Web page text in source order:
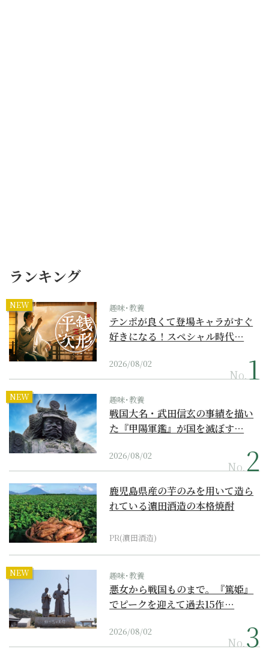
ランキング
NEW 趣味･教養
テンポが良くて登場キャラがすぐ
好きになる！スペシャル時代…
2026/08/02
No.
NEW 趣味･教養
戦国大名・武田信玄の事績を描い
た『甲陽軍鑑』が国を滅ぼす…
2026/08/02
No.
鹿児島県産の芋のみを用いて造ら
れている濵田酒造の本格焼酎
PR(濵田酒造)
NEW 趣味･教養
悪女から戦国ものまで。『篤姫』
でピークを迎えて過去15作…
2026/08/02
No.